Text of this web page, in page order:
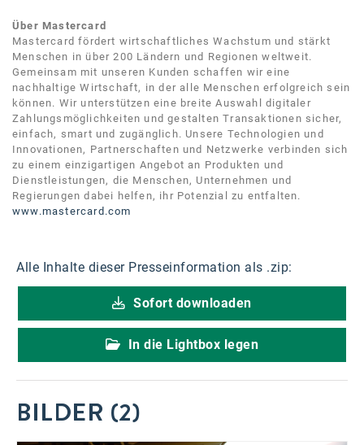
Über Mastercard
Mastercard fördert wirtschaftliches Wachstum und stärkt
Menschen in über 200 Ländern und Regionen weltweit.
Gemeinsam mit unseren Kunden schaffen wir eine
nachhaltige Wirtschaft, in der alle Menschen erfolgreich sein
können. Wir unterstützen eine breite Auswahl digitaler
Zahlungsmöglichkeiten und gestalten Transaktionen sicher,
einfach, smart und zugänglich. Unsere Technologien und
Innovationen, Partnerschaften und Netzwerke verbinden sich
zu einem einzigartigen Angebot an Produkten und
Dienstleistungen, die Menschen, Unternehmen und
Regierungen dabei helfen, ihr Potenzial zu entfalten.
www.mastercard.com
Alle Inhalte dieser Presseinformation als .zip:
Sofort downloaden
In die Lightbox legen
BILDER (2)